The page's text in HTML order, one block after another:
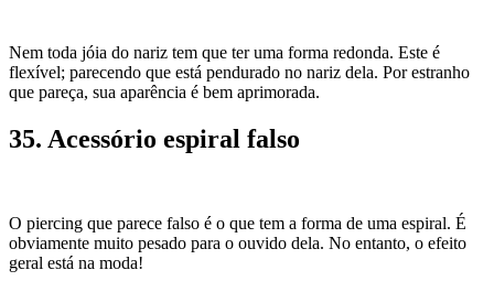
Nem toda jóia do nariz tem que ter uma forma redonda. Este é
flexível; parecendo que está pendurado no nariz dela. Por estranho
que pareça, sua aparência é bem aprimorada.
35. Acessório espiral falso
O piercing que parece falso é o que tem a forma de uma espiral. É
obviamente muito pesado para o ouvido dela. No entanto, o efeito
geral está na moda!